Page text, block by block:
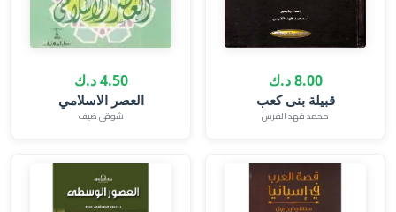
8.00 د.ك
قبيلة بنى كعب
محمد فهد الفرس
4.50 د.ك
العصر الاسلامي
شوقى ضيف